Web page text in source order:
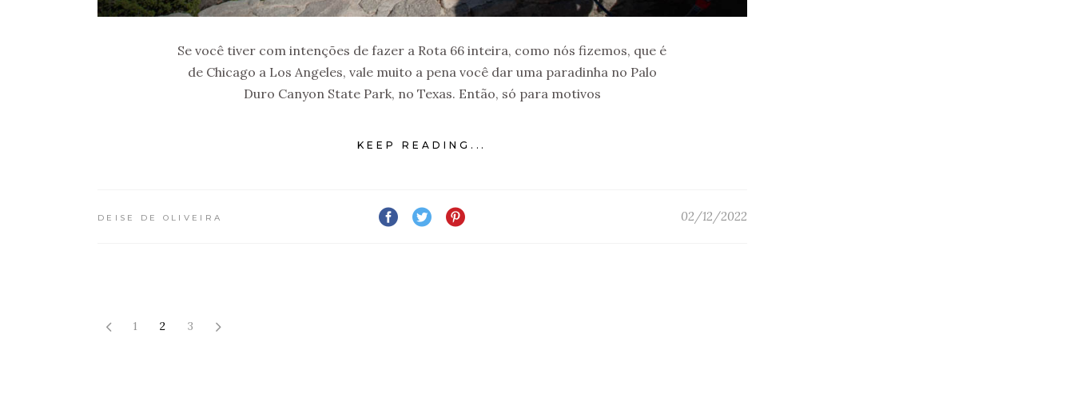
Se você tiver com intenções de fazer a Rota 66 inteira, como nós fizemos, que é
de Chicago a Los Angeles, vale muito a pena você dar uma paradinha no Palo
Duro Canyon State Park, no Texas. Então, só para motivos
KEEP READING...
DEISE DE OLIVEIRA 02/12/2022
1 2 3